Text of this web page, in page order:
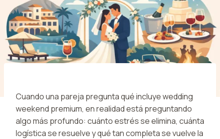
Cuando una pareja pregunta qué incluye wedding
weekend premium, en realidad está preguntando
algo más profundo: cuánto estrés se elimina, cuánta
logística se resuelve y qué tan completa se vuelve la